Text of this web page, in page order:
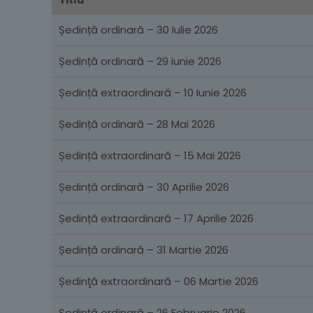
Ședință ordinară – 30 Iulie 2026
Ședință ordinară – 29 iunie 2026
Ședință extraordinară – 10 Iunie 2026
Ședință ordinară – 28 Mai 2026
Ședință extraordinară – 15 Mai 2026
Ședință ordinară – 30 Aprilie 2026
Ședință extraordinară – 17 Aprilie 2026
Ședință ordinară – 31 Martie 2026
Ședinţă extraordinară – 06 Martie 2026